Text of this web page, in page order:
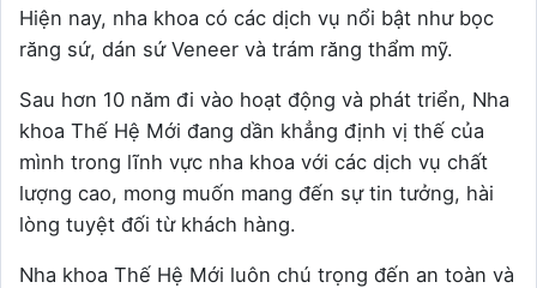
Hiện nay, nha khoa có các dịch vụ nổi bật như bọc
răng sứ, dán sứ Veneer và trám răng thẩm mỹ.
Sau hơn 10 năm đi vào hoạt động và phát triển, Nha
khoa Thế Hệ Mới đang dần khẳng định vị thế của
mình trong lĩnh vực nha khoa với các dịch vụ chất
lượng cao, mong muốn mang đến sự tin tưởng, hài
lòng tuyệt đối từ khách hàng.
Nha khoa Thế Hệ Mới luôn chú trọng đến an toàn và